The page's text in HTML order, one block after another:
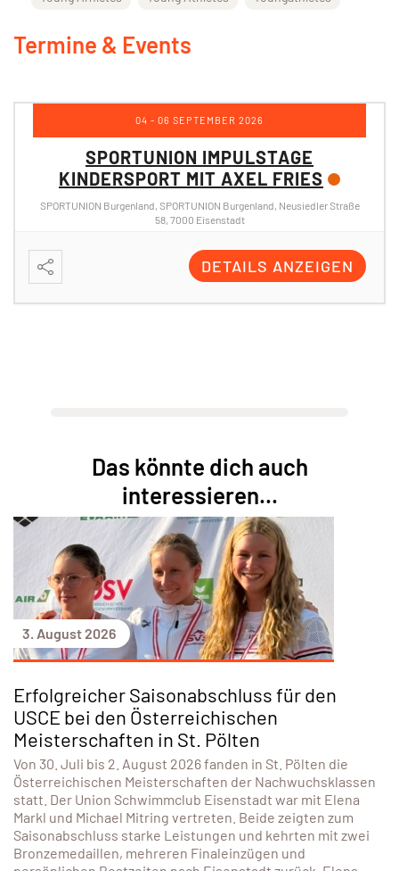
Termine & Events
05 SEPTEMBER 2026
SPORTUNION ACTIONDAY OBERWART
DETAILS ANZEIGEN
Das könnte dich auch
interessieren...